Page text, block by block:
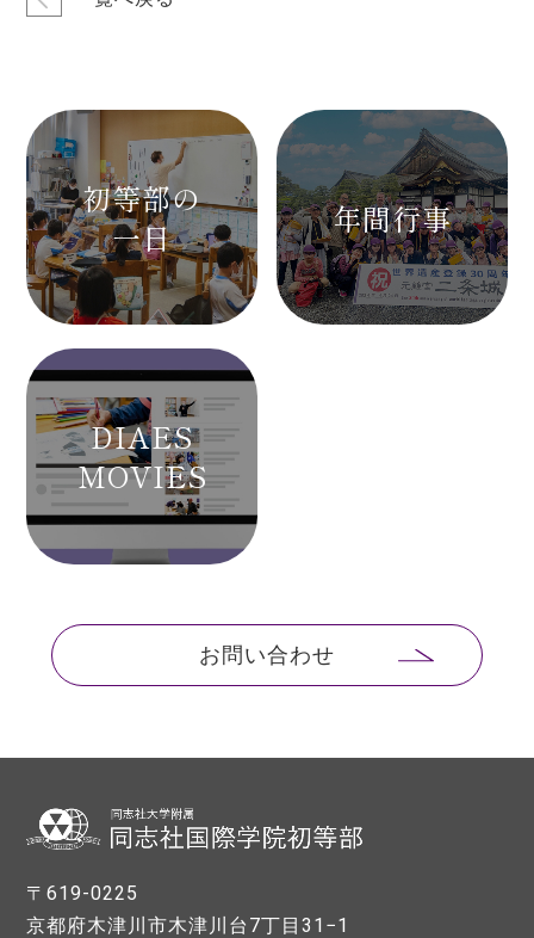
初等部の
一日
年間行事
DIAES
MOVIES
お問い合わせ
〒619-0225
京都府木津川市木津川台7丁目31−1